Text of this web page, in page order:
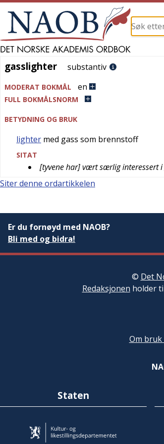
gasslighter
gasslighter substantiv
MODERAT BOKMÅL en
FULL BOKMÅLSNORM
BETYDNING OG BRUK
lighter med gass som brennstoff
SITAT
[tyvene har] vært særlig interessert
Siter denne ordartikkelen
Er du fornøyd med NAOB?
Bli med og bidra!
© Det
Redaksjonen holder
Om
Staten